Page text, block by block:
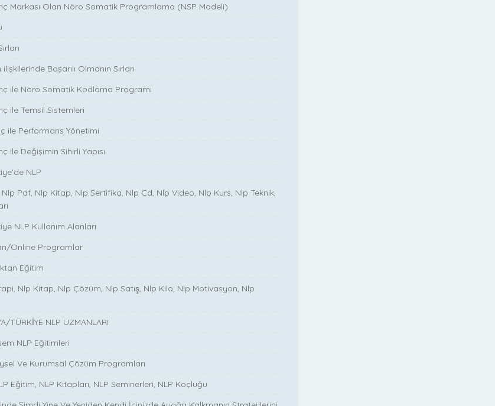
Markası Olan Nöro Somatik Programlama (NSP Modeli)
Başarılı Olmanın Sırları
ile Nöro Somatik Kodlama Programı
ile Temsil Sistemleri
ile Performans Yönetimi
ile Değişimin Sihirli Yapısı
NLP
Pdf, Nlp Kitap, Nlp Sertifika, Nlp Cd, Nlp Video, Nlp Kurs, Nlp Teknik,
NLP Kullanım Alanları
Online Programlar
Eğitim
Nlp Kitap, Nlp Çözüm, Nlp Satış, Nlp Kilo, Nlp Motivasyon, Nlp
TÜRKİYE NLP UZMANLARI
NLP Eğitimleri
Ve Kurumsal Çözüm Programları
Eğitim, NLP Kitapları, NLP Seminerleri, NLP Koçluğu